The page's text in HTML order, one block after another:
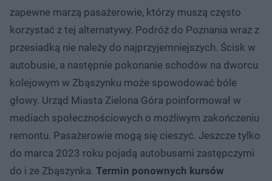
zapewne marzą pasażerowie, którzy muszą często
korzystać z tej alternatywy. Podróż do Poznania wraz z
przesiadką nie należy do najprzyjemniejszych. Ścisk w
autobusie, a następnie pokonanie schodów na dworcu
kolejowym w Zbąszynku może spowodować bóle
głowy. Urząd Miasta Zielona Góra poinformował w
mediach społecznościowych o możliwym zakończeniu
remontu. Pasażerowie mogą się cieszyć. Jeszcze tylko
do marca 2023 roku pojadą autobusami zastępczymi
do i ze Zbąszynka. Termin ponownych kursów